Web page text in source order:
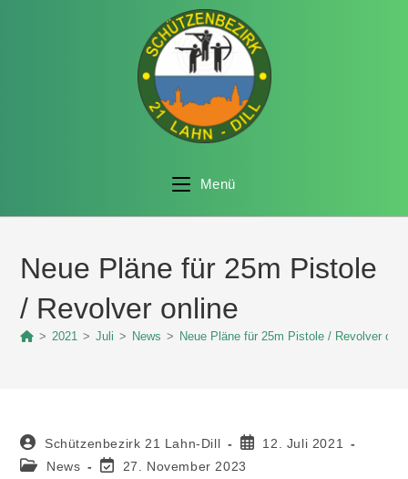
Menü
Neue Pläne für 25m Pistole
/ Revolver online
> 2021 > Juli > News > Neue Pläne für 25m Pistole / Revolver
Schützenbezirk 21 Lahn-Dill
12. Juli 2021
News
27. November 2023